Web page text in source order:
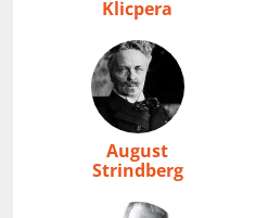
Klicpera
August
Strindberg